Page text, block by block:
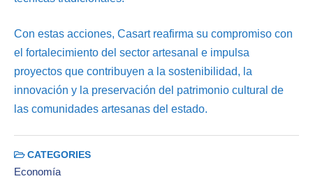
Con estas acciones, Casart reafirma su compromiso con
el fortalecimiento del sector artesanal e impulsa
proyectos que contribuyen a la sostenibilidad, la
innovación y la preservación del patrimonio cultural de
las comunidades artesanas del estado.
CATEGORIES
Economía